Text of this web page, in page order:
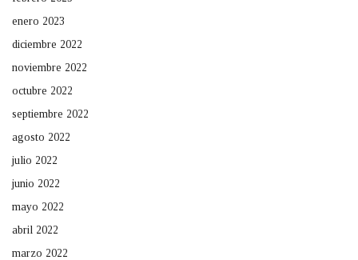
enero 2023
diciembre 2022
noviembre 2022
octubre 2022
septiembre 2022
agosto 2022
julio 2022
junio 2022
mayo 2022
abril 2022
marzo 2022